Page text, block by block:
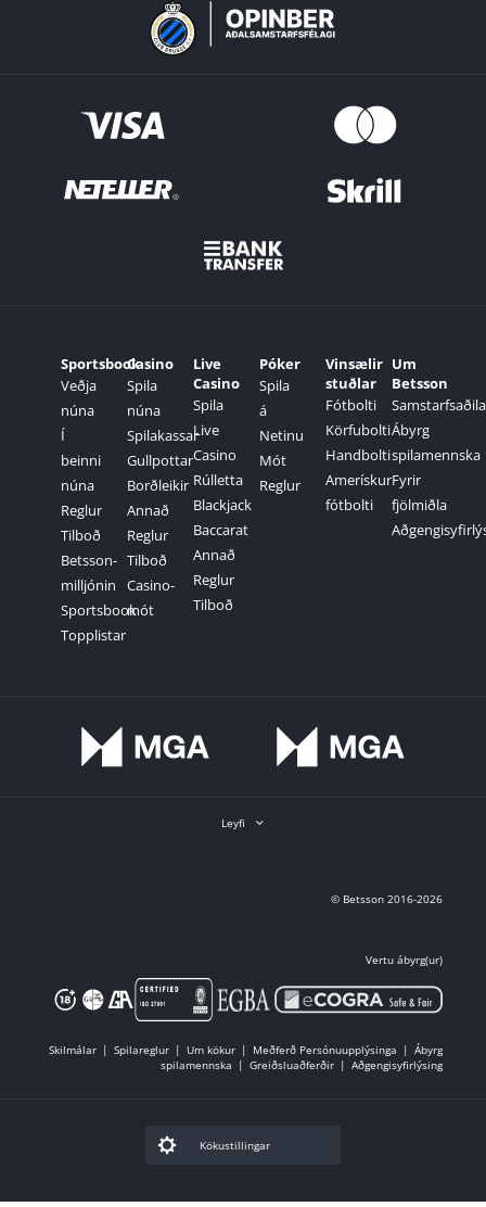
Sportsbook
Veðja
núna
Í
beinni
núna
Reglur
Tilboð
Betsson-
milljónin
Sportsbook
Topplistar
Casino
Spila
núna
Spilakassar
Gullpottar
Borðleikir
Annað
Reglur
Tilboð
Casino-
mót
Live
Casino
Spila
Live
Casino
Rúlletta
Blackjack
Baccarat
Annað
Reglur
Tilboð
Póker
Spila
á
Netinu
Mót
Reglur
Vinsælir
stuðlar
Fótbolti
Körfubolti
Handbolti
Amerískur
fótbolti
Um
Betsson
Ábyrg
spilamennska
Fyrir
fjölmiðla
Leyfi
© Betsson 2016-2026
Vertu ábyrg(ur)
Skilmálar Spilareglur Um kökur Meðferð Persónuupplýsinga
Ábyrg
spilamennska
Greiðsluaðferðir Aðgengisyfirlýsing
Kökustillingar